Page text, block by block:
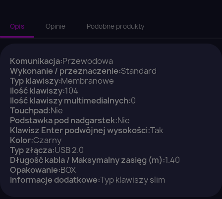
Opis Opinie Podobne produkty
Komunikacja:Przewodowa
Wykonanie / przeznaczenie:Standard
Typ klawiszy:Membranowe
Ilość klawiszy:104
Ilość klawiszy multimedialnych:0
Touchpad:Nie
Podstawka pod nadgarstek:Nie
Klawisz Enter podwójnej wysokości:Tak
Kolor:Czarny
Typ złącza:USB 2.0
Długość kabla / Maksymalny zasięg (m):1.40
Opakowanie:BOX
Informacje dodatkowe:Typ klawiszy slim
Zaloguj się
You need to be logged in to save products in your
wish list.
Anuluj Zaloguj się